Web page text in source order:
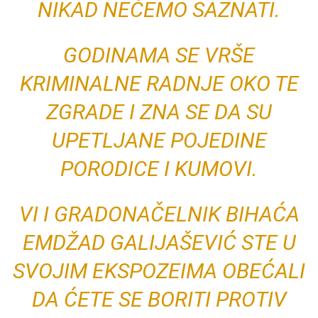
NIKAD NEĆEMO SAZNATI.
GODINAMA SE VRŠE
KRIMINALNE RADNJE OKO TE
ZGRADE I ZNA SE DA SU
UPETLJANE POJEDINE
PORODICE I KUMOVI.
VI I GRADONAČELNIK BIHAĆA
EMDŽAD GALIJAŠEVIĆ STE U
SVOJIM EKSPOZEIMA OBEĆALI
DA ĆETE SE BORITI PROTIV